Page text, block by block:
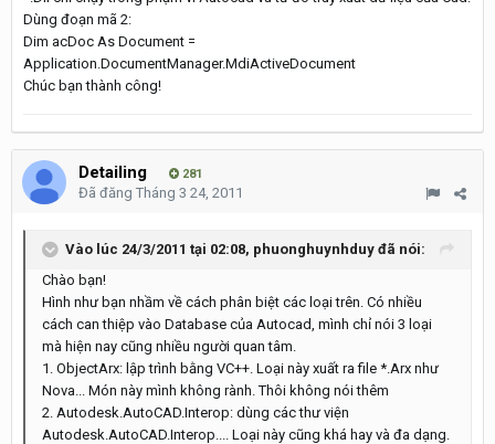
Dùng đoạn mã 2:
Dim acDoc As Document =
Application.DocumentManager.MdiActiveDocument
Chúc bạn thành công!
Detailing 281
Đã đăng Tháng 3 24, 2011
Vào lúc 24/3/2011 tại 02:08, phuonghuynhduy đã nói:
Chào bạn!
Hình như bạn nhầm về cách phân biệt các loại trên. Có nhiều
cách can thiệp vào Database của Autocad, mình chỉ nói 3 loại
mà hiện nay cũng nhiều người quan tâm.
1. ObjectArx: lập trình bằng VC++. Loại này xuất ra file *.Arx như
Nova... Món này mình không rành. Thôi không nói thêm
2. Autodesk.AutoCAD.Interop: dùng các thư viện
Autodesk.AutoCAD.Interop.... Loại này cũng khá hay và đa dạng.